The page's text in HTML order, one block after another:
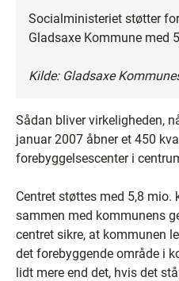
Socialministeriet støtter
Gladsaxe Kommune med
Kilde: Gladsaxe
Sådan bliver virkeligheden,
januar 2007 åbner et 450
forebyggelsescenter i
Centret støttes med 5,8 mio.
sammen med kommunens
centret sikre, at kommunen
det forebyggende område i
lidt mere end det, hvis det